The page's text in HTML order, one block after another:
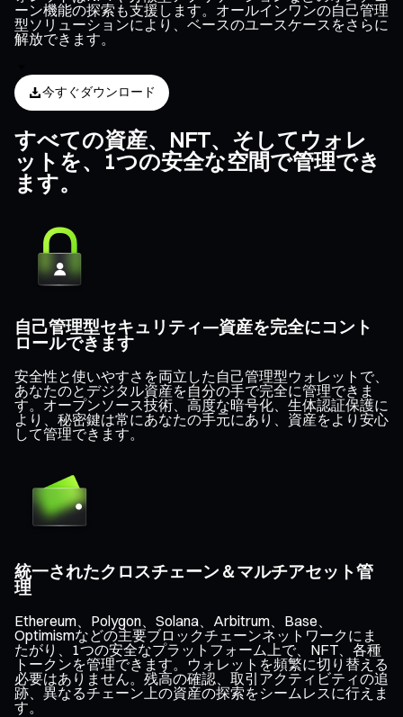
ーン機能の探索も支援します。オールインワンの自己管理
型ソリューションにより、ベースのユースケースをさらに
解放できます。
今すぐダウンロード
すべての資産、NFT、そしてウォレ
ットを、1つの安全な空間で管理でき
ます。
自己管理型セキュリティ—資産を完全にコント
ロールできます
安全性と使いやすさを両立した自己管理型ウォレットで、
あなたのとデジタル資産を自分の手で完全に管理できま
す。オープンソース技術、高度な暗号化、生体認証保護に
より、秘密鍵は常にあなたの手元にあり、資産をより安心
して管理できます。
統一されたクロスチェーン＆マルチアセット管
理
Ethereum、Polygon、Solana、Arbitrum、Base、
Optimismなどの主要ブロックチェーンネットワークにま
たがり、1つの安全なプラットフォーム上で、NFT、各種
トークンを管理できます。ウォレットを頻繁に切り替える
必要はありません。残高の確認、取引アクティビティの追
跡、異なるチェーン上の資産の探索をシームレスに行えま
す。